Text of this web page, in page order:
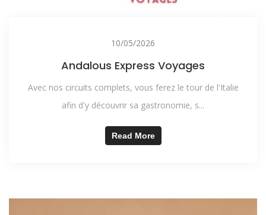
10/05/2026
Andalous Express Voyages
Avec nos circuits complets, vous ferez le tour de l'Italie
afin d'y découvrir sa gastronomie, s...
Read More